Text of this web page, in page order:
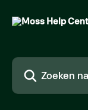
Zoeken naar